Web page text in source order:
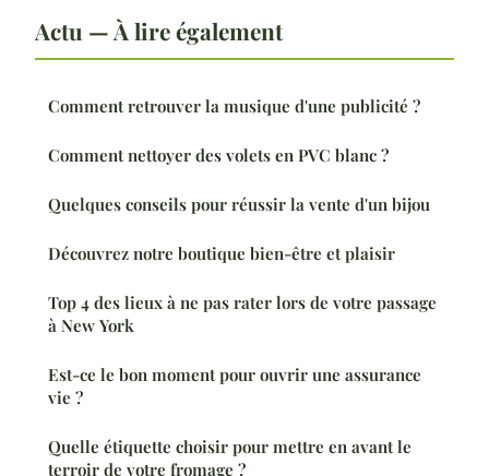
Actu — À lire également
Comment retrouver la musique d'une publicité ?
Comment nettoyer des volets en PVC blanc ?
Quelques conseils pour réussir la vente d'un bijou
Découvrez notre boutique bien-être et plaisir
Top 4 des lieux à ne pas rater lors de votre passage
à New York
Est-ce le bon moment pour ouvrir une assurance
vie ?
Quelle étiquette choisir pour mettre en avant le
terroir de votre fromage ?